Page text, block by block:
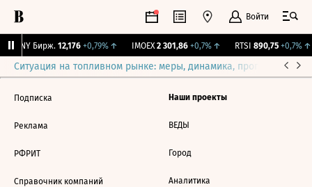
Войти
CNY Бирж. 12,176 +0,79%↑ IMOEX 2 301,86 +0,7%↑ RTSI 890,75 +0,7%↑
Ситуация на топливном рынке: меры, динамика, прогнозы
Подписка
Реклама
РФРИТ
Справочник компаний
Наши проекты
ВЕДЫ
Город
Аналитика